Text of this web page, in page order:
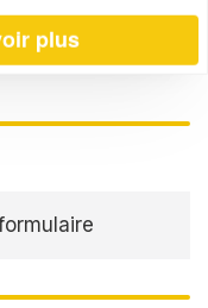
contributors,
plus